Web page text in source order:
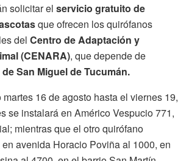
solicitar el servicio gratuito de
que ofrecen los quirófanos
del Centro de Adaptación y
(CENARA), que depende de
San Miguel de Tucumán.
16 de agosto hasta el viernes 19,
se instalará en Américo Vespucio 771,
mientras que el otro quirófano
avenida Horacio Poviña al 1000, en